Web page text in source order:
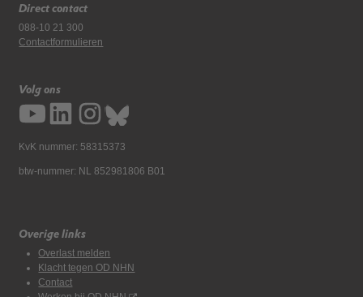
Direct contact
088-10 21 300
Contactformulieren
Volg ons
KvK nummer: 58315373
btw-nummer: NL 852981806 B01
Overige links
Overlast melden
Klacht tegen OD NHN
Contact